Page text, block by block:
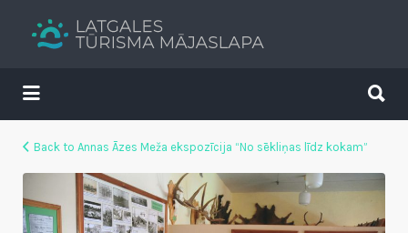
Tavs brīvdienu ceļvedis
Search
for:
for:
Back to Annas Āzes Meža ekspozīcija “No sēkliņas līdz kokam”